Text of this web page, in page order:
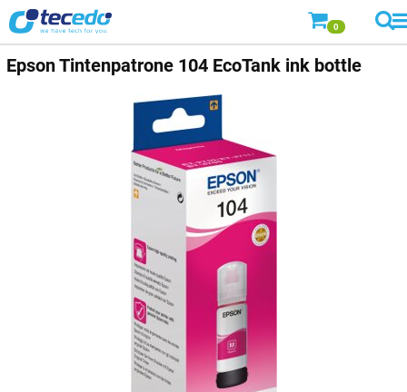
0
EpsonTintenpatrone 104 EcoTank ink bottle